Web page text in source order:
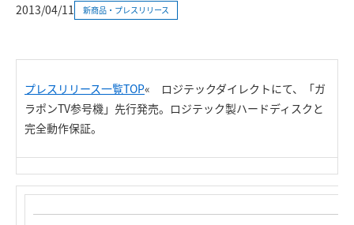
2013/04/11 新商品・プレスリリース
プレスリリース一覧TOP« ロジテックダイレクトにて、「ガ
ラポンTV参号機」先行発売。 ロジテック製ハードディスクと
完全動作保証。